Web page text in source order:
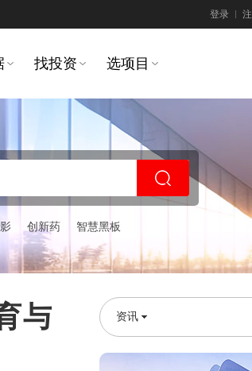
登录
找投资 选项目
创新药 智慧黑板
与
资讯